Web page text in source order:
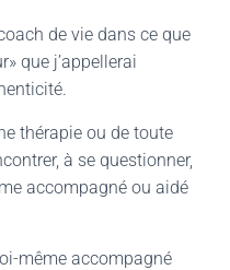
de vie dans ce que
que j’appellerai
thérapie ou de toute
à se questionner,
accompagné ou aidé
même accompagné